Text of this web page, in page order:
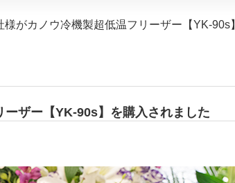
様がカノウ冷機製超低温フリーザー【YK-90s
ザー【YK-90s】を購入されました